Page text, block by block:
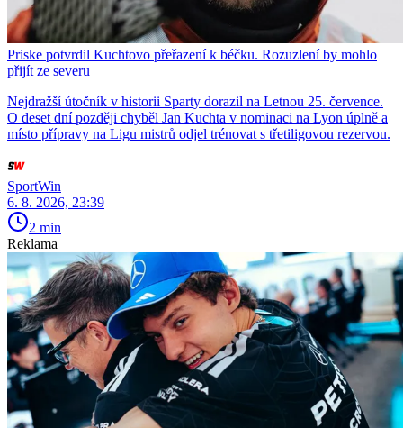
Priske potvrdil Kuchtovo přeřazení k béčku. Rozuzlení by mohlo
přijít ze severu
Nejdražší útočník v historii Sparty dorazil na Letnou 25. července.
O deset dní později chyběl Jan Kuchta v nominaci na Lyon úplně a
místo přípravy na Ligu mistrů odjel trénovat s třetiligovou rezervou.
SportWin
6. 8. 2026, 23:39
2 min
Reklama